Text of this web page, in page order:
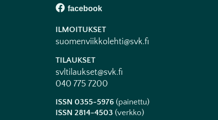
ILMOITUKSET
suomenviikkolehti@svk.fi
TILAUKSET
svltilaukset@svk.fi
040 775 7200
ISSN 0355-5976 (painettu)
ISSN 2814-4503 (verkko)